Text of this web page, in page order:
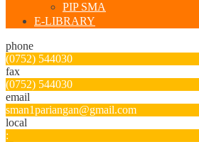
PIP SMA
E-LIBRARY
phone
(0752) 544030
fax
(0752) 544030
email
sman1pariangan@gmail.com
local
: